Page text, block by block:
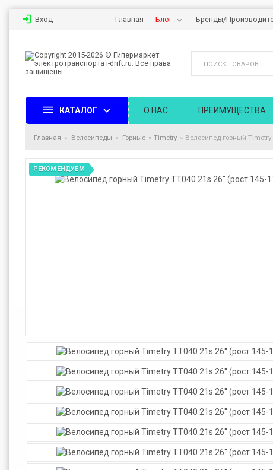
Вход Главная Блог Бренды/
КАТАЛОГ О НАС ПРЕИМУЩЕСТВА
Главная Велосипеды Горные Timetry Велосипед горный Timetry
РЕКОМЕНДУЕМ